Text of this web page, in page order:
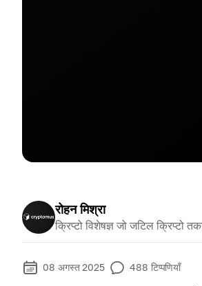
रोहन मिश्रा
क्रिप्टो विशेषज्ञ जो जटिल क्रिप्टो
08 अगस्त 2025 488 टिप्पणियाँ